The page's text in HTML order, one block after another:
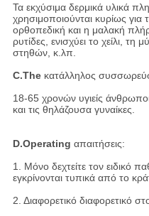
Τα εκχύσιμα δερμικά υλικά
χρησιμοποιούνται κυρίως για
ορθοπεδική και η μαλακή
ρυτίδες, ενισχύει το χείλι,
στηθών, κ.λπ.
C.Theκατάλληλος
18-65 χρονών υγιείς
και τις θηλάζουσα γυναίκες.
D.Operating απαιτήσεις:
1. Μόνο δεχτείτε τον ειδικό
εγκρίνονται τυπικά από το
2. Διαφορετικό διαφορετικό